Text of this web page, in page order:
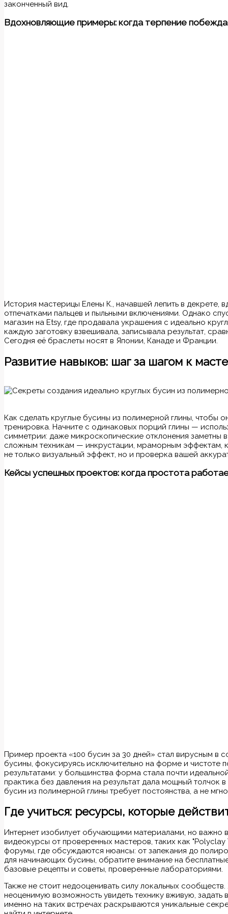
законченный вид.
Вдохновляющие примеры: когда терпение
История мастерицы Елены К., начавшей лепить в декрете,
отпечатками пальцев и пыльными включениями. Однако
магазин на Etsy, где продавала украшения с идеально
каждую заготовку взвешивала, записывала результат,
Сегодня её браслеты носят в Японии, Канаде и Франции.
Развитие навыков: шаг за шагом к
Как сделать круглые бусины из полимерной глины, чтобы
тренировка. Начните с одинаковых порций глины —
симметрии: даже микроскопические отклонения заметны
сложным техникам — инкрустации, мраморным эффектам,
не только визуальный эффект, но и проверка вашей
Кейсы успешных проектов: когда простота
Пример проекта «100 бусин за 30 дней» стал вирусным в
бусины, фокусируясь исключительно на форме и чистоте
результатами: у большинства форма стала почти
практика без давления на результат дала мощный толчок
бусин из полимерной глины требует постоянства, а не
Где учиться: ресурсы, которые
Интернет изобилует обучающими материалами, но важно
видеокурсы от проверенных мастеров, таких как
форумы, где обсуждаются нюансы: от запекания до
для начинающих бусины, обратите внимание на
базовые рецепты и советы, проверенные лабораториями.
Также не стоит недооценивать силу локальных
неоценимую возможность увидеть технику вживую,
именно на таких встречах раскрываются уникальные